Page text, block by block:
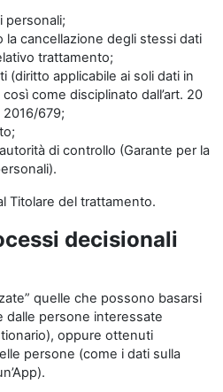
personali;
la cancellazione degli stessi dati
trattamento;
(diritto applicabile ai soli dati in
come disciplinato dall’art. 20
679;
di controllo (Garante per la
Titolare del trattamento.
decisionali
quelle che possono basarsi
dalle persone interessate
oppure ottenuti
persone (come i dati sulla